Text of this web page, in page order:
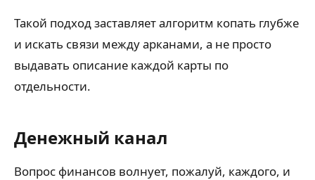
Такой подход заставляет алгоритм копать глубже
и искать связи между арканами, а не просто
выдавать описание каждой карты по
отдельности.
Денежный канал
Вопрос финансов волнует, пожалуй, каждого, и